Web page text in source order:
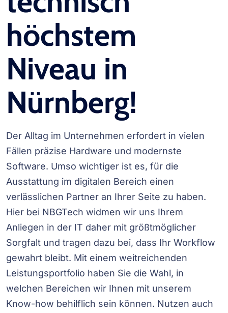
höchstem
Niveau in
Nürnberg!
Der Alltag im Unternehmen erfordert in vielen
Fällen präzise Hardware und modernste
Software. Umso wichtiger ist es, für die
Ausstattung im digitalen Bereich einen
verlässlichen Partner an Ihrer Seite zu haben.
Hier bei NBGTech widmen wir uns Ihrem
Anliegen in der IT daher mit größtmöglicher
Sorgfalt und tragen dazu bei, dass Ihr Workflow
gewahrt bleibt. Mit einem weitreichenden
Leistungsportfolio haben Sie die Wahl, in
welchen Bereichen wir Ihnen mit unserem
Know-how behilflich sein können. Nutzen auch